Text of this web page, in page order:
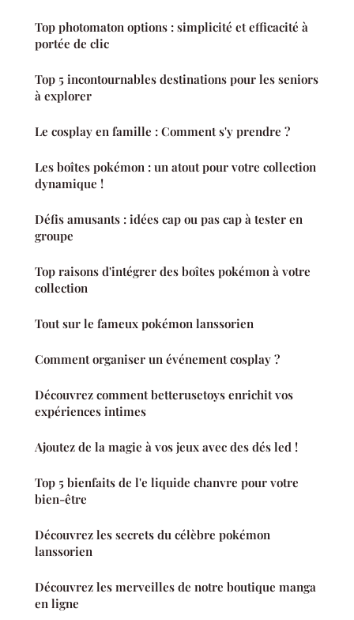
Top photomaton options : simplicité et efficacité à
portée de clic
Top 5 incontournables destinations pour les seniors
à explorer
Le cosplay en famille : Comment s'y prendre ?
Les boîtes pokémon : un atout pour votre collection
dynamique !
Défis amusants : idées cap ou pas cap à tester en
groupe
Top raisons d'intégrer des boîtes pokémon à votre
collection
Tout sur le fameux pokémon lanssorien
Comment organiser un événement cosplay ?
Découvrez comment betterusetoys enrichit vos
expériences intimes
Ajoutez de la magie à vos jeux avec des dés led !
Top 5 bienfaits de l'e liquide chanvre pour votre
bien-être
Découvrez les secrets du célèbre pokémon
lanssorien
Découvrez les merveilles de notre boutique manga
en ligne